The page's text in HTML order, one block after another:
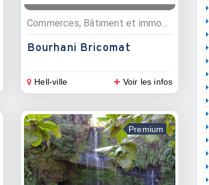
Bourhani Bricomat
Hell-ville Voir les infos
Premium